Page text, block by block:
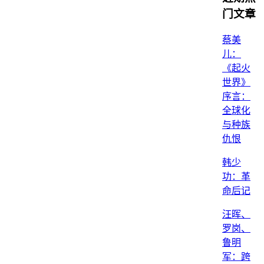
门文章
蔡美
儿：
《起火
世界》
序言：
全球化
与种族
仇恨
韩少
功：革
命后记
汪晖、
罗岗、
鲁明
军：跨